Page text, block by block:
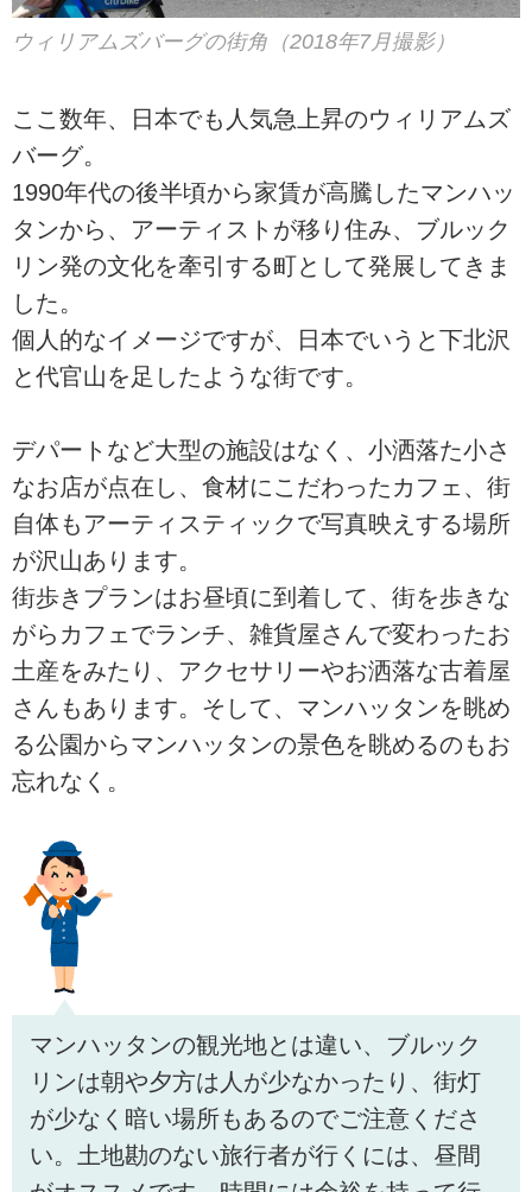
ウィリアムズバーグの街角（2018年7月撮影）
ここ数年、日本でも人気急上昇のウィリアムズ
バーグ。
1990年代の後半頃から家賃が高騰したマンハッ
タンから、アーティストが移り住み、ブルック
リン発の文化を牽引する町として発展してきま
した。
個人的なイメージですが、日本でいうと下北沢
と代官山を足したような街です。
デパートなど大型の施設はなく、小洒落た小さ
なお店が点在し、食材にこだわったカフェ、街
自体もアーティスティックで写真映えする場所
が沢山あります。
街歩きプランはお昼頃に到着して、街を歩きな
がらカフェでランチ、雑貨屋さんで変わったお
土産をみたり、アクセサリーやお洒落な古着屋
さんもあります。そして、マンハッタンを眺め
る公園からマンハッタンの景色を眺めるのもお
忘れなく。
マンハッタンの観光地とは違い、ブルック
リンは朝や夕方は人が少なかったり、街灯
が少なく暗い場所もあるのでご注意くださ
い。土地勘のない旅行者が行くには、昼間